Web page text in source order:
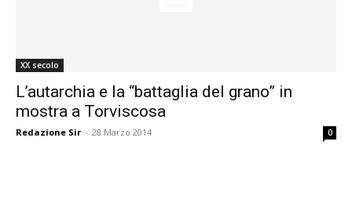
XX secolo
L’autarchia e la “battaglia del grano” in
mostra a Torviscosa
Redazione Sir - 28 Marzo 2014 0